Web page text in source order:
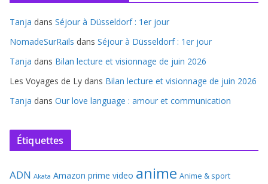
Tanja dans Séjour à Düsseldorf : 1er jour
NomadeSurRails dans Séjour à Düsseldorf : 1er jour
Tanja dans Bilan lecture et visionnage de juin 2026
Les Voyages de Ly dans Bilan lecture et visionnage de juin 2026
Tanja dans Our love language : amour et communication
Étiquettes
ADN Akata Amazon prime video anime Anime & sport